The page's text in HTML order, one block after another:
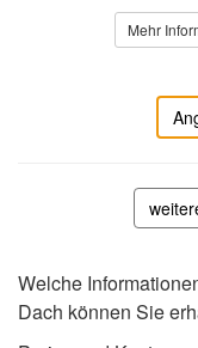
Mehr
Welche
Dach können Sie